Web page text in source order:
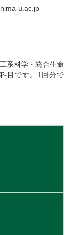
u.ac.jp
系科学・統合生命
目です。1回分で